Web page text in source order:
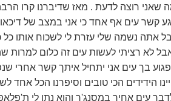
שאני רוצה לדעת . מאז שדיברנו קרו
קשר עים אף אחד כי אני במצב של
אתה נשמה שלי עזרת לי לשכוח אותו
לא רציתי לעשות עים זה כלום למרות
בך עים אני יתחיל איתך קשר אחרי
הידידים הכי טובים וסיפרנו הכל אחד
עים אחיך במסנג'ר והוא נתן לי